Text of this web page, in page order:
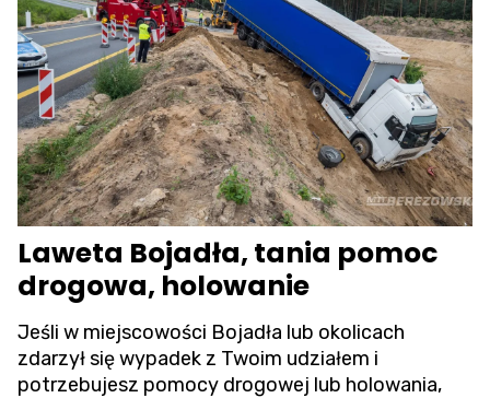
Laweta Bojadła, tania pomoc
drogowa, holowanie
Jeśli w miejscowości Bojadła lub okolicach
zdarzył się wypadek z Twoim udziałem i
potrzebujesz pomocy drogowej lub holowania,